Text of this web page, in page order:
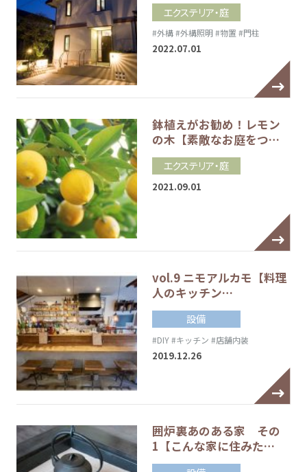
エクステリア・庭
#外構#外構照明 #物置 #門柱
2022.07.01
鉢植えがお勧め！レモン
の木【素敵なお庭をつ…
エクステリア・庭
2021.09.01
vol.9 ニモアルカモ【料理
人のキッチン…
設備
#DIY#キッチン #店舗内装
2019.12.26
囲炉裏あのある家 その
1【こんな家に住みた…